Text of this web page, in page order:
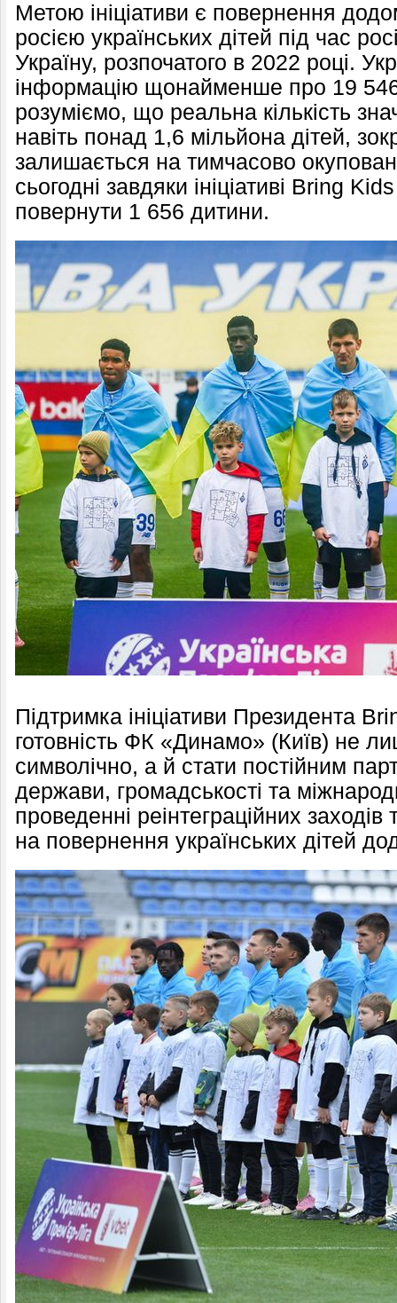
Метою ініціативи є повернення
росією українських дітей під час
Україну, розпочатого в 2022 році.
інформацію щонайменше про 19
розуміємо, що реальна кількість
навіть понад 1,6 мільйона дітей,
залишається на тимчасово
сьогодні завдяки ініціативі Bring
повернути 1 656 дитини.
Підтримка ініціативи Президента
готовність ФК «Динамо» (Київ) не
символічно, а й стати постійним
держави, громадськості та
проведенні реінтеграційних заходів
на повернення українських дітей